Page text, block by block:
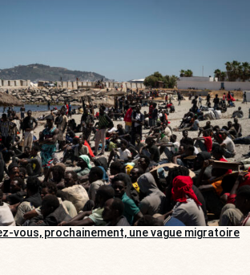
vous, prochainement, une vague migratoire